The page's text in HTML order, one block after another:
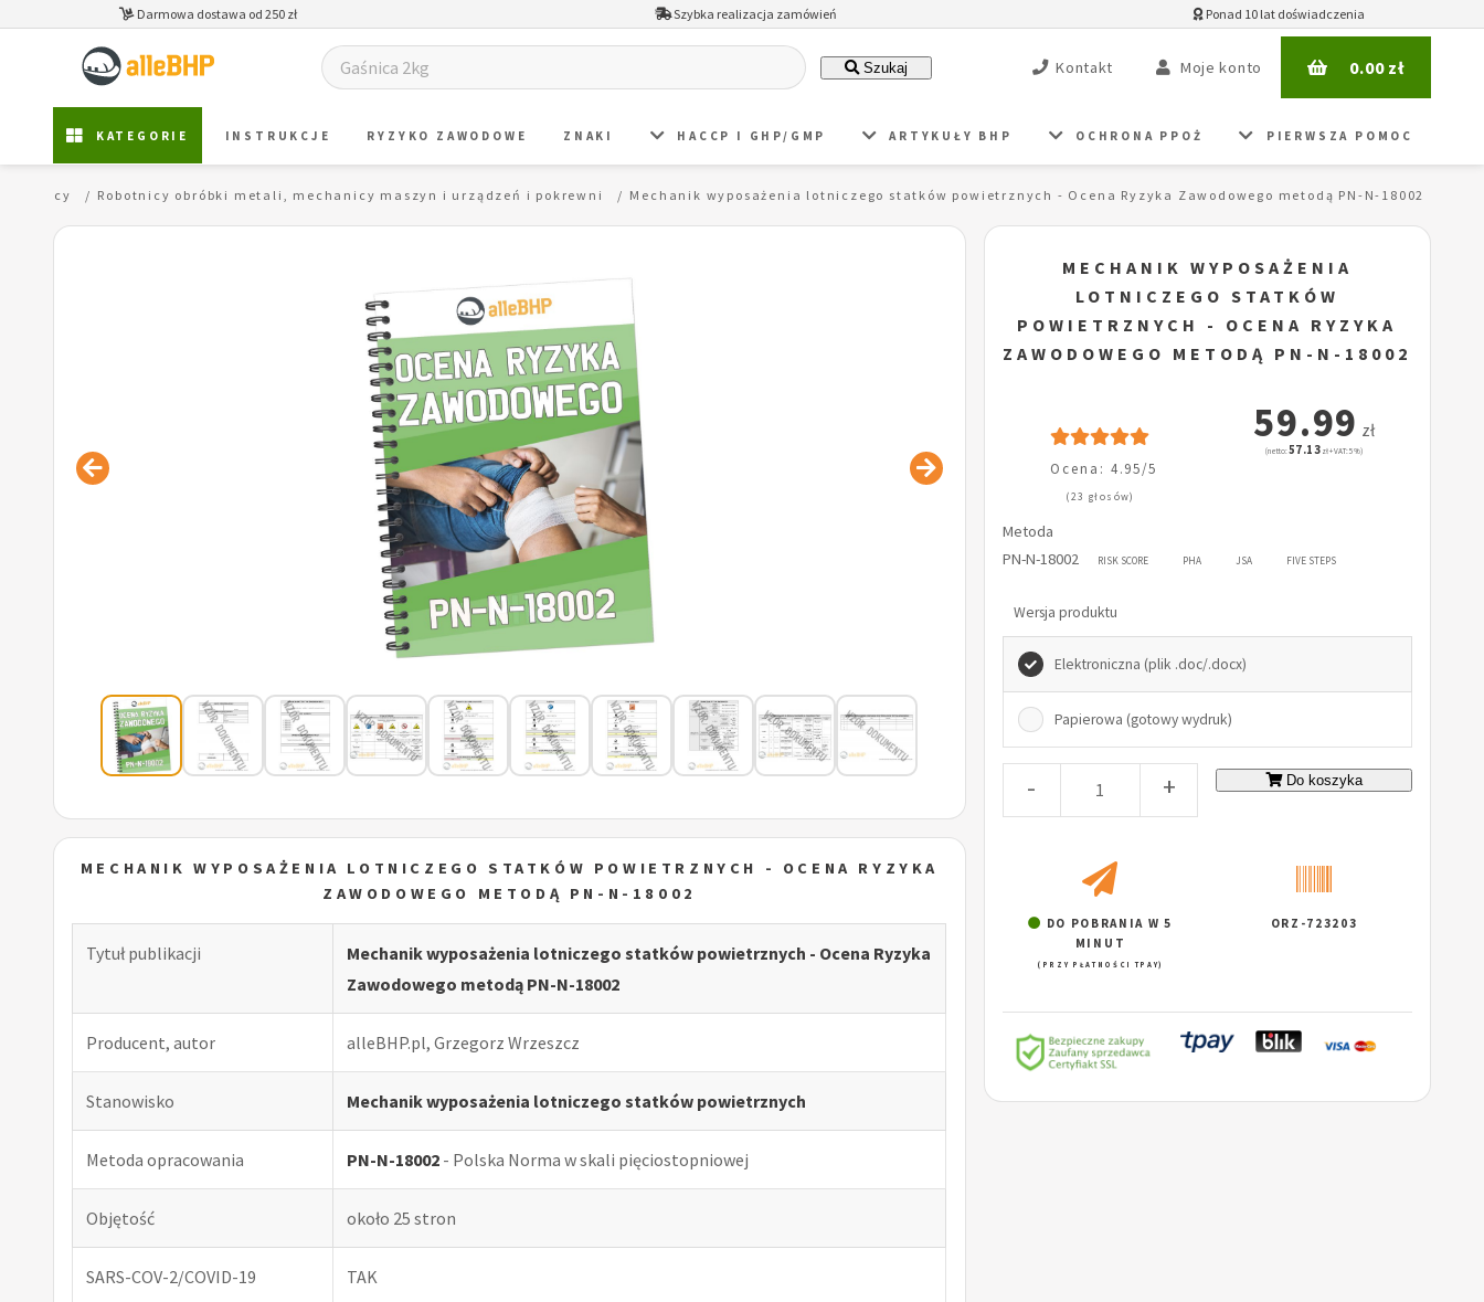
Darmowa dostawa od 250 zł Szybka realizacja zamówień Ponad 10 lat doświadczenia
Szukaj Kontakt Moje konto 0.00zł
KATEGORIE INSTRUKCJE RYZYKO ZAWODOWE ZNAKI HACCP I GHP/GMP ARTYKUŁY BHP OCHRONA PPOŻ PIERWSZA POMOC
Robotnicy obróbki metali, mechanicy maszyn i urządzeń i pokrewni Mechanik wyposażenia lotniczego statków powietrznych - Ocena Ryzyka Zawodowego metodą PN-N-18002
MECHANIK WYPOSAŻENIA LOTNICZEGO STATKÓW POWIETRZNYCH - OCENA RYZYKA
ZAWODOWEGO METODĄ PN-N-18002
Tytuł publikacji
Mechanik wyposażenia lotniczego statków powietrznych - Ocena Ryzyka
Zawodowego metodą PN-N-18002
Producent, autor alleBHP.pl, Grzegorz Wrzeszcz
Stanowisko Mechanik wyposażenia lotniczego statków powietrznych
Metoda opracowania PN-N-18002 - Polska Norma w skali pięciostopniowej
Objętość około 25 stron
SARS-COV-2/COVID-19 TAK
MECHANIK WYPOSAŻENIA
LOTNICZEGO STATKÓW
POWIETRZNYCH - OCENA RYZYKA
ZAWODOWEGO METODĄ PN-N-18002
Ocena: 4.95/5
(23 głosów)
59.99 zł
(netto:57.13 zł + VAT: 5%)
Metoda
PN-N-18002
RISK SCORE PHA JSA FIVE STEPS
Wersja produktu
Elektroniczna (plik .doc/.docx)
Papierowa (gotowy wydruk)
- + Do koszyka
DO POBRANIA W 5
MINUT
(PRZY PŁATNOŚCI TPAY)
ORZ-723203